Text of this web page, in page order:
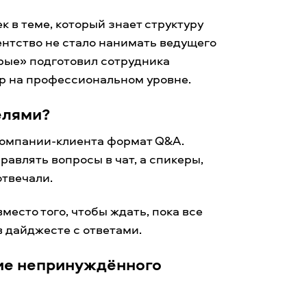
теме, который знает структуру
не стало нанимать ведущего
подготовил сотрудника
на профессиональном уровне.
клиента формат Q&A.
вопросы в чат, а спикеры,
того, чтобы ждать, пока все
дайджесте с ответами.
непринуждённого